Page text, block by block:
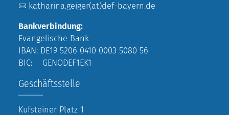
katharina.geiger(at)def-bayern.de
Bankverbindung:
Evangelische Bank
IBAN: DE19 5206 0410 0003 5080 56
BIC: GENODEF1EK1
Geschäftsstelle
Kufsteiner Platz 1